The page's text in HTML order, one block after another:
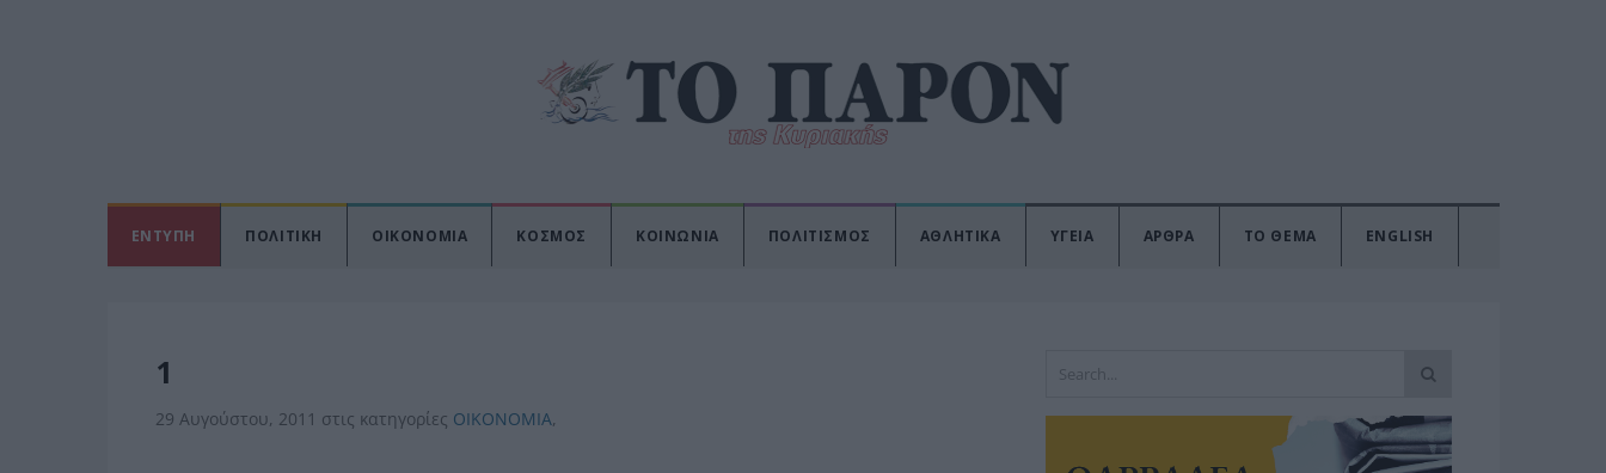
ΕΝΤΥΠΗ ΠΟΛΙΤΙΚΗ ΟΙΚΟΝΟΜΙΑ ΚΟΣΜΟΣ ΚΟΙΝΩΝΙΑ ΠΟΛΙΤΙΣΜΟΣ ΑΘΛΗΤΙΚΑ ΥΓΕΙΑ ΑΡΘΡΑ ΤΟ ΘΕΜΑ ENGLISH
1
29 Αυγούστου, 2011 στις κατηγορίες ΟΙΚΟΝΟΜΙΑ,